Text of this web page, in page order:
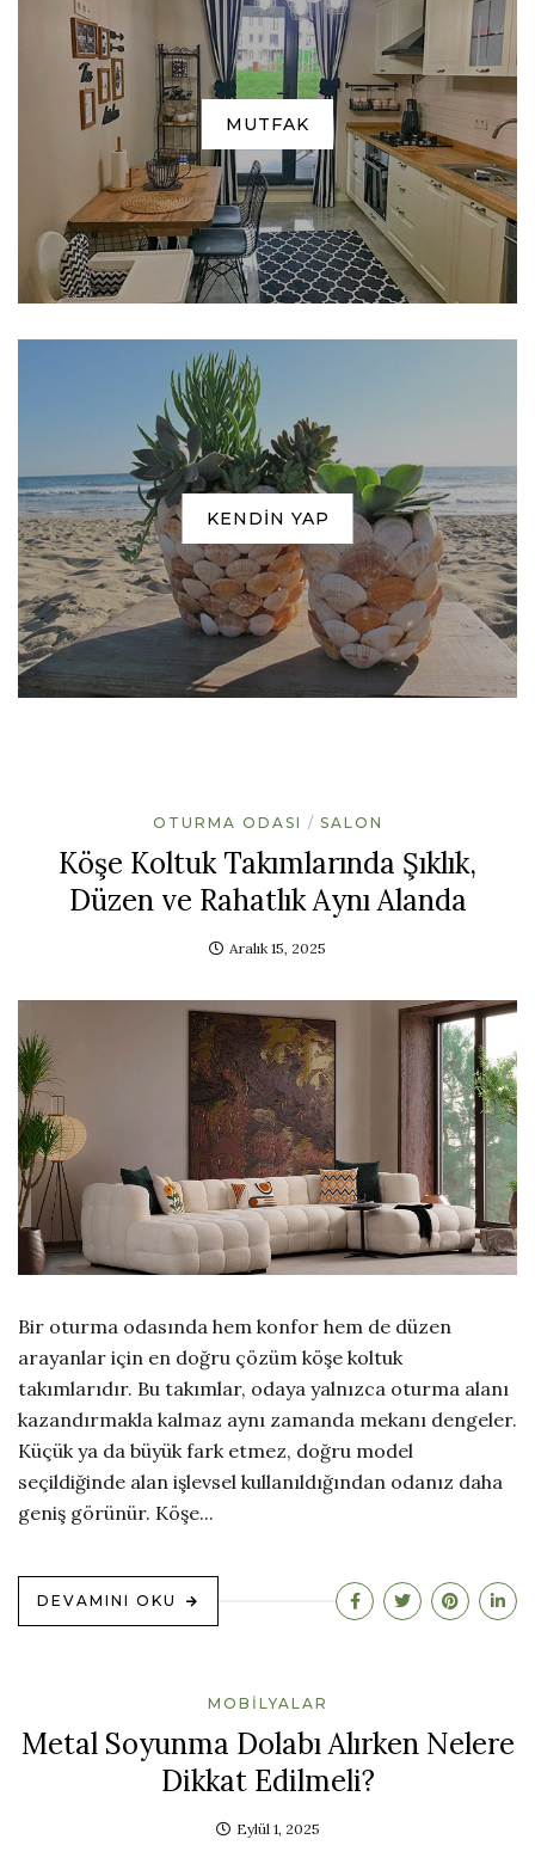
MUTFAK
KENDIN YAP
OTURMA ODASI SALON
Köşe Koltuk Takımlarında Şıklık,
Düzen ve Rahatlık Aynı Alanda
Aralık 15, 2025
Bir oturma odasında hem konfor hem de düzen
arayanlar için en doğru çözüm köşe koltuk
takımlarıdır. Bu takımlar, odaya yalnızca oturma alanı
kazandırmakla kalmaz aynı zamanda mekanı dengeler.
Küçük ya da büyük fark etmez, doğru model
seçildiğinde alan işlevsel kullanıldığından odanız daha
geniş görünür. Köşe...
DEVAMINI OKU
MOBILYALAR
Metal Soyunma Dolabı Alırken Nelere
Dikkat Edilmeli?
Eylül 1, 2025